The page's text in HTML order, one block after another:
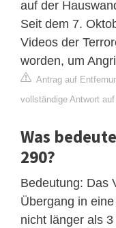
auf der
Seit dem 7.
Videos der
worden, um
Antrag auf
vollständige Antwort
Was
290?
Bedeutung: Das
Übergang in
nicht länger als